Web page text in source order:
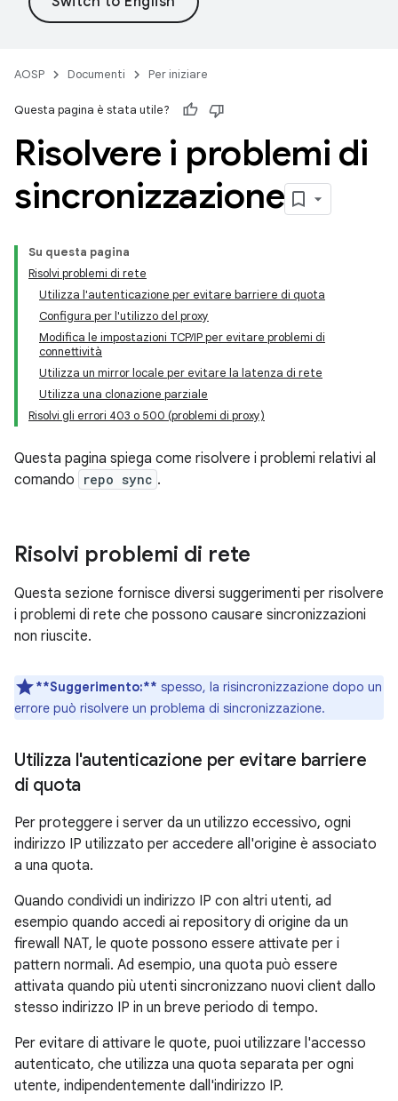
AOSP Documenti Per iniziare
Questa pagina è stata utile?
Risolvere i problemi di
sincronizzazione
Su questa pagina
Risolvi problemi di rete
Utilizza l'autenticazione per evitare barriere di quota
Configura per l'utilizzo del proxy
Modifica le impostazioni TCP/IP per evitare problemi di
connettività
Utilizza un mirror locale per evitare la latenza di rete
Utilizza una clonazione parziale
Risolvi gli errori 403 o 500 (problemi di proxy)
Questa pagina spiega come risolvere i problemi relativi al
comando
repo sync .
Risolvi problemi di rete
Questa sezione fornisce diversi suggerimenti per risolvere
i problemi di rete che possono causare sincronizzazioni
non riuscite.
**Suggerimento:** spesso, la risincronizzazione dopo un
errore può risolvere un problema di sincronizzazione.
Utilizza l'autenticazione per evitare barriere
di quota
Per proteggere i server da un utilizzo eccessivo, ogni
indirizzo IP utilizzato per accedere all'origine è associato
a una quota.
Quando condividi un indirizzo IP con altri utenti, ad
esempio quando accedi ai repository di origine da un
firewall NAT, le quote possono essere attivate per i
pattern normali. Ad esempio, una quota può essere
attivata quando più utenti sincronizzano nuovi client dallo
stesso indirizzo IP in un breve periodo di tempo.
Per evitare di attivare le quote, puoi utilizzare l'accesso
autenticato, che utilizza una quota separata per ogni
utente, indipendentemente dall'indirizzo IP.